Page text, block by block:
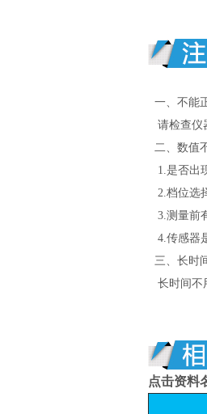
一、不能
请检查仪
二、数值
1.是否出
2.档位选
3.测量前
4.传感器
三、长时
长时间不
点击资料